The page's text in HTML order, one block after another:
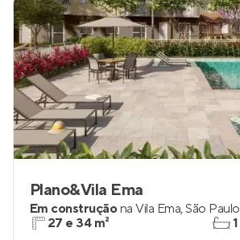
Plano&Vila Ema
Em construçãona Vila Ema,São Paulo
27 e 34 m²
1